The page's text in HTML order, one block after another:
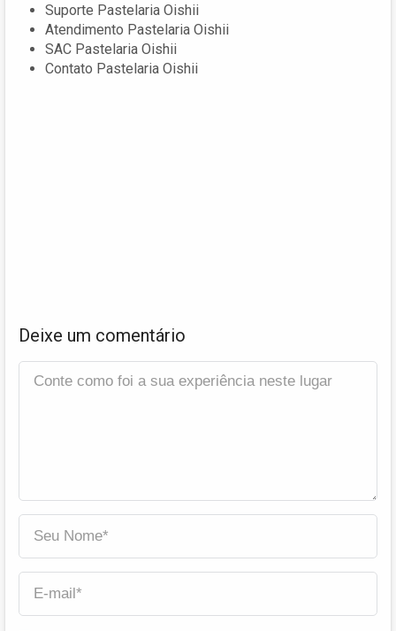
Suporte Pastelaria Oishii
Atendimento Pastelaria Oishii
SAC Pastelaria Oishii
Contato Pastelaria Oishii
Deixe um comentário